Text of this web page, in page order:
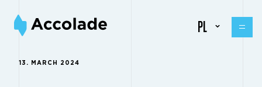
PL
13. MARCH 2024